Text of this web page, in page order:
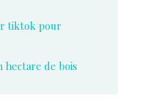
tiktok pour
hectare de bois